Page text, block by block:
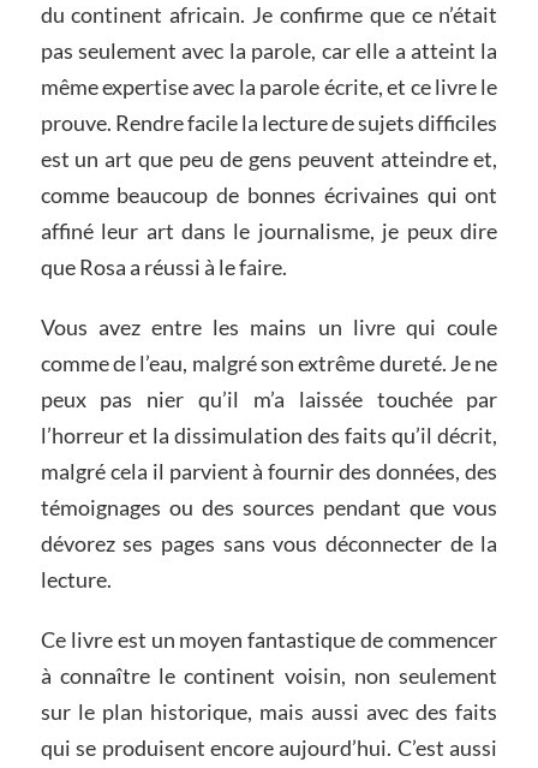
du continent africain. Je confirme que ce n’était
pas seulement avec la parole, car elle a atteint la
même expertise avec la parole écrite, et ce livre le
prouve. Rendre facile la lecture de sujets difficiles
est un art que peu de gens peuvent atteindre et,
comme beaucoup de bonnes écrivaines qui ont
affiné leur art dans le journalisme, je peux dire
que Rosa a réussi à le faire.
Vous avez entre les mains un livre qui coule
comme de l’eau, malgré son extrême dureté. Je ne
peux pas nier qu’il m’a laissée touchée par
l’horreur et la dissimulation des faits qu’il décrit,
malgré cela il parvient à fournir des données, des
témoignages ou des sources pendant que vous
dévorez ses pages sans vous déconnecter de la
lecture.
Ce livre est un moyen fantastique de commencer
à connaître le continent voisin, non seulement
sur le plan historique, mais aussi avec des faits
qui se produisent encore aujourd’hui. C’est aussi